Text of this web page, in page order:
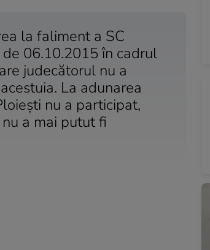
la faliment a SC
06.10.2015 în cadrul
judecătorul nu a
La adunarea
nu a participat,
a mai putut fi